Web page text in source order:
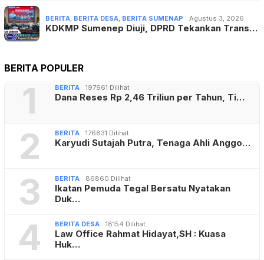
BERITA, BERITA DESA, BERITA SUMENAP Agustus 3, 2026
KDKMP Sumenep Diuji, DPRD Tekankan Trans…
BERITA POPULER
1 BERITA 197961 Dilihat
Dana Reses Rp 2,46 Triliun per Tahun, Ti…
2 BERITA 176831 Dilihat
Karyudi Sutajah Putra, Tenaga Ahli Anggo…
3 BERITA 86860 Dilihat
Ikatan Pemuda Tegal Bersatu Nyatakan
Duk…
4 BERITA DESA 18154 Dilihat
Law Office Rahmat Hidayat,SH : Kuasa
Huk…